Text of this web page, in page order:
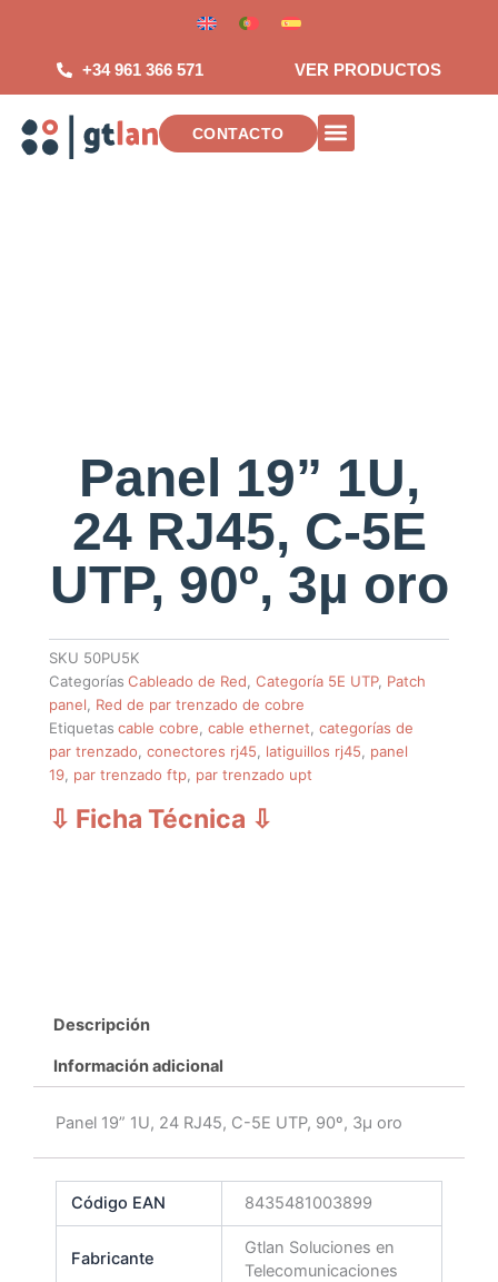
contenido
+34 961 366 571 VER PRODUCTOS
CONTACTO
Panel 19” 1U,
24 RJ45, C-5E
UTP, 90º, 3µ oro
SKU 50PU5K
Categorías Cableado de Red ,Categoría 5E UTP, Patch
panel
Red de par trenzado de cobre
Etiquetas cable cobre ,cable ethernet ,categorías de
par trenzado ,conectores rj45 latiguillos rj45
panel
19 par trenzado ftp par trenzado upt
⇩ Ficha Técnica ⇩
Descripción
Información adicional
Panel 19” 1U, 24 RJ45, C-5E UTP, 90º, 3µ oro
Código EAN 8435481003899
Fabricante
Gtlan Soluciones en
Telecomunicaciones